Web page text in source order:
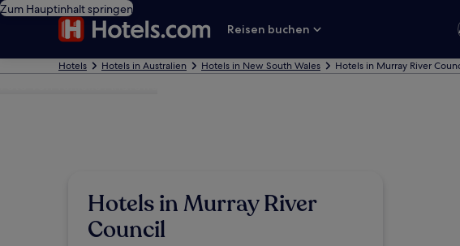
Zum Hauptinhalt springen
Reisen buchen
Hotels Hotels in Australien Hotels in New South Wales Hotels in Murray River
Hotels in Murray River
Council